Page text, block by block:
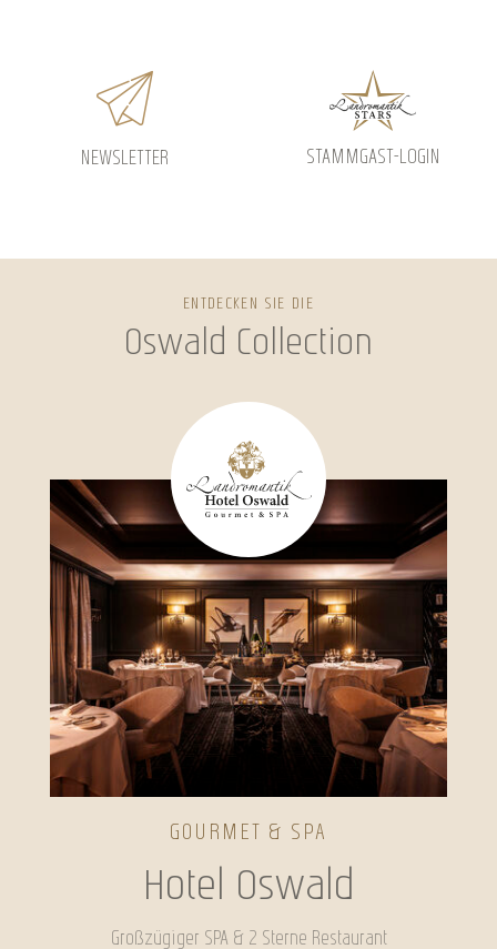
NEWSLETTER STAMMGAST-LOGIN
ENTDECKEN SIE DIE
Oswald Collection
GOURMET & SPA
Hotel Oswald
Großzügiger SPA & 2 Sterne Restaurant